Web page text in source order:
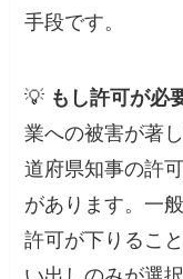
手段です。
💡 もし許可が必
業への被害が著
道府県知事の許
があります。一
許可が下りるこ